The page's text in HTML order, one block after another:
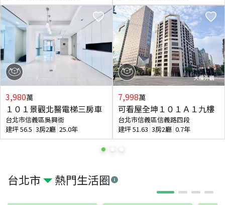
台北市 熱門生活圈
3,980萬
１０１景觀北醫電梯三房車
台北市信義區吳興街
建坪56.5 3房2廳 25.0年
7,998萬
可看屋全坤１０１Ａ１九樓
台北市信義區信義路四段
建坪51.63 3房2廳 0.7年